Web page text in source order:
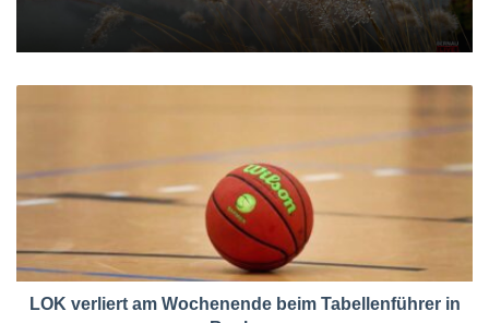
LOK verliert am Wochenende beim Tabellenführer in